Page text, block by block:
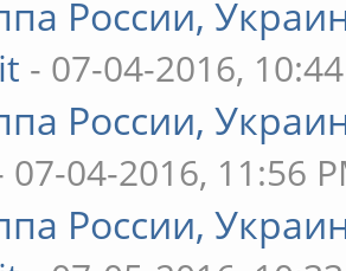
России,
- 07-04-2016,
России,
07-04-2016, 11:56
России,